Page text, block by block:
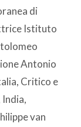
di
Istituto
Antonio
Critico e
van